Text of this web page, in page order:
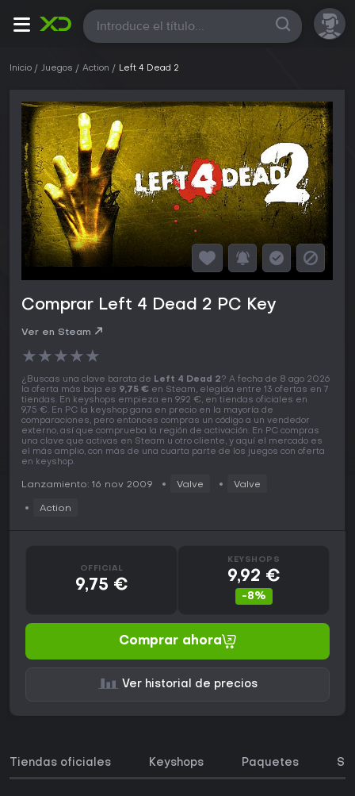
Todas
Inicio Juegos Action Left 4 Dead 2
Comprar Left 4 Dead 2 PC Key
Ver en Steam
★★★★★
¿Buscas una clave barata de Left 4 Dead 2? A fecha de 8 ago 2026
la oferta más baja es 9,75 € en Steam, elegida entre 13 ofertas en 7
tiendas. En keyshops empieza en 9,92 €, en tiendas oficiales en
9,75 €. En PC la keyshop gana en precio en la mayoría de
comparaciones, pero entonces compras un código a un vendedor
externo, así que comprueba la región de activación. En PC compras
una clave que activas en Steam u otro cliente, y aquí el mercado es
el más amplio, con más de una cuarta parte de los juegos con oferta
en keyshop.
Lanzamiento: 16 nov 2009 Valve Valve
Action
OFFICIAL
9,75 €
KEYSHOPS
9,92 €
-8%
Comprar ahora
Ver historial de precios
Tiendas oficiales Keyshops Paquetes